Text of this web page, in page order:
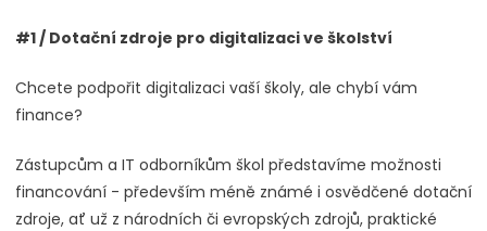
#1 / Dotační zdroje pro digitalizaci ve školství
Chcete podpořit digitalizaci vaší školy, ale chybí vám
finance?
Zástupcům a IT odborníkům škol představíme možnosti
financování - především méně známé i osvědčené dotační
zdroje, ať už z národních či evropských zdrojů, praktické